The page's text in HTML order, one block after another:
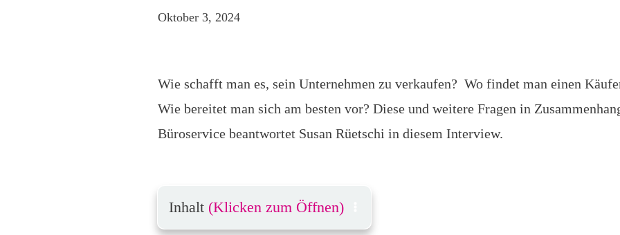
Oktober 3, 2024
Wie schafft man es, sein Unternehmen zu verkaufen? Wo findet man einen
Wie bereitet man sich am besten vor? Diese und weitere Fragen in
Büroservice beantwortet Susan Rüetschi in diesem Interview.
Inhalt (Klicken zum Öffnen)